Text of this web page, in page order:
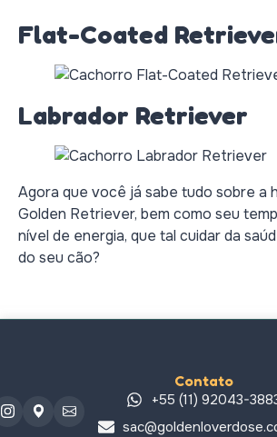
Flat-Coated
Labrador Retriever
Agora que você já sabe tudo sobre a
Golden Retriever, bem como seu
nível de energia, que tal cuidar da
do seu cão?
Contato
+55 (11) 92043-